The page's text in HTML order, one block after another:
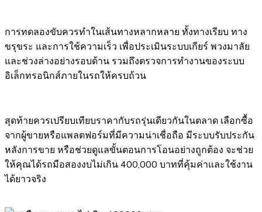
การทดลองขับควรทำในเส้นทางหลากหลาย ทั้งทางเรียบ ทาง
ขรุขระ และการใช้ความเร็ว เพื่อประเมินระบบเกียร์ พวงมาลัย
และช่วงล่างอย่างรอบด้าน รวมถึงตรวจการทำงานของระบบ
อิเล็กทรอนิกส์ภายในรถให้ครบถ้วน
สุดท้ายควรเปรียบเทียบราคากับรถรุ่นเดียวกันในตลาด เลือกซื้อ
จากผู้ขายหรือแพลตฟอร์มที่มีความน่าเชื่อถือ มีระบบรับประกัน
หลังการขาย หรือช่วยดูแลขั้นตอนการโอนอย่างถูกต้อง จะช่วย
ให้คุณได้รถมือสองงบไม่เกิน 400,000 บาทที่คุ้มค่าและใช้งาน
ได้ยาวจริง